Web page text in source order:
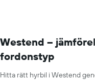
Westend –
fordonstyp
Hitta rätt hyrbil i Westend